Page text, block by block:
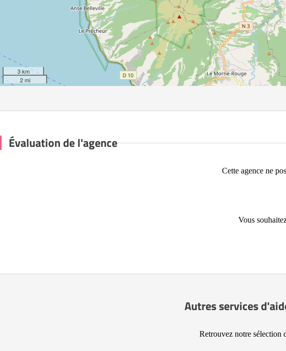
3 km
2 mi
Évaluation de l'agence
Cette agence ne
Vous
Autres services
Retrouvez notre sélection